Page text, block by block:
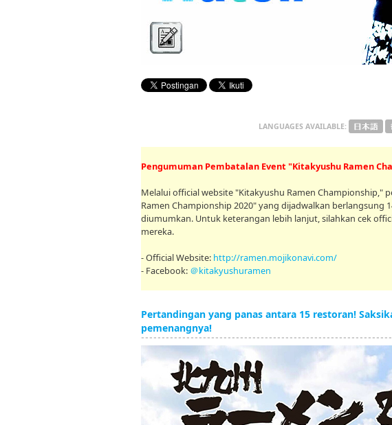
LANGUAGES AVAILABLE:
Pengumuman Pembatalan Event "Kitakyushu Ramen
Melalui official website "Kitakyushu Ramen Championship,"
Ramen Championship 2020" yang dijadwalkan berlangsung
diumumkan. Untuk keterangan lebih lanjut, silahkan cek
mereka.
- Official Website: http://ramen.mojikonavi.com/
- Facebook: ＠kitakyushuramen
Pertandingan yang panas antara 15 restoran!
pemenangnya!